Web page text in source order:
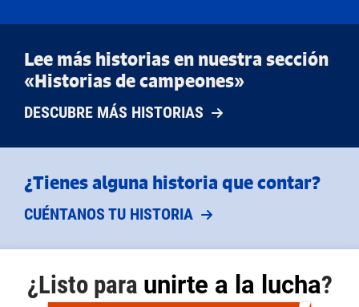
Lee más historias en nuestra sección
«Historias de campeones»
DESCUBRE MÁS HISTORIAS
¿Tienes alguna historia que contar?
CUÉNTANOS TU HISTORIA
¿Listo para unirte a la lucha?